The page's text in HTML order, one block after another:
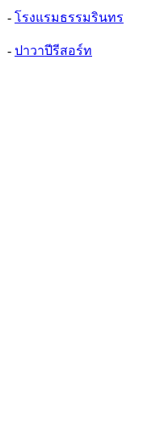
- โรงแรมธรรมรินทร
- ปาวาปีรีสอร์ท